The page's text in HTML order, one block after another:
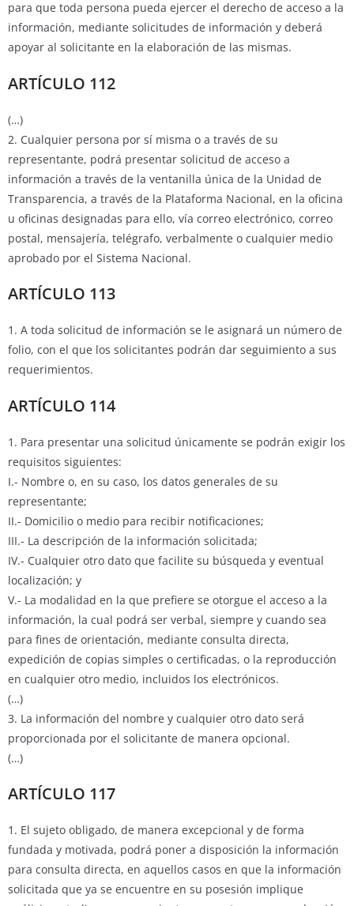
para que toda persona pueda ejercer el derecho de acceso a la
información, mediante solicitudes de información y deberá
apoyar al solicitante en la elaboración de las mismas.
ARTÍCULO 112
(…)
2. Cualquier persona por sí misma o a través de su
representante, podrá presentar solicitud de acceso a
información a través de la ventanilla única de la Unidad de
Transparencia, a través de la Plataforma Nacional, en la oficina
u oficinas designadas para ello, vía correo electrónico, correo
postal, mensajería, telégrafo, verbalmente o cualquier medio
aprobado por el Sistema Nacional.
ARTÍCULO 113
1. A toda solicitud de información se le asignará un número de
folio, con el que los solicitantes podrán dar seguimiento a sus
requerimientos.
ARTÍCULO 114
1. Para presentar una solicitud únicamente se podrán exigir los
requisitos siguientes:
I.- Nombre o, en su caso, los datos generales de su
representante;
II.- Domicilio o medio para recibir notificaciones;
III.- La descripción de la información solicitada;
IV.- Cualquier otro dato que facilite su búsqueda y eventual
localización; y
V.- La modalidad en la que prefiere se otorgue el acceso a la
información, la cual podrá ser verbal, siempre y cuando sea
para fines de orientación, mediante consulta directa,
expedición de copias simples o certificadas, o la reproducción
en cualquier otro medio, incluidos los electrónicos.
(…)
3. La información del nombre y cualquier otro dato será
proporcionada por el solicitante de manera opcional.
(…)
ARTÍCULO 117
1. El sujeto obligado, de manera excepcional y de forma
fundada y motivada, podrá poner a disposición la información
para consulta directa, en aquellos casos en que la información
solicitada que ya se encuentre en su posesión implique